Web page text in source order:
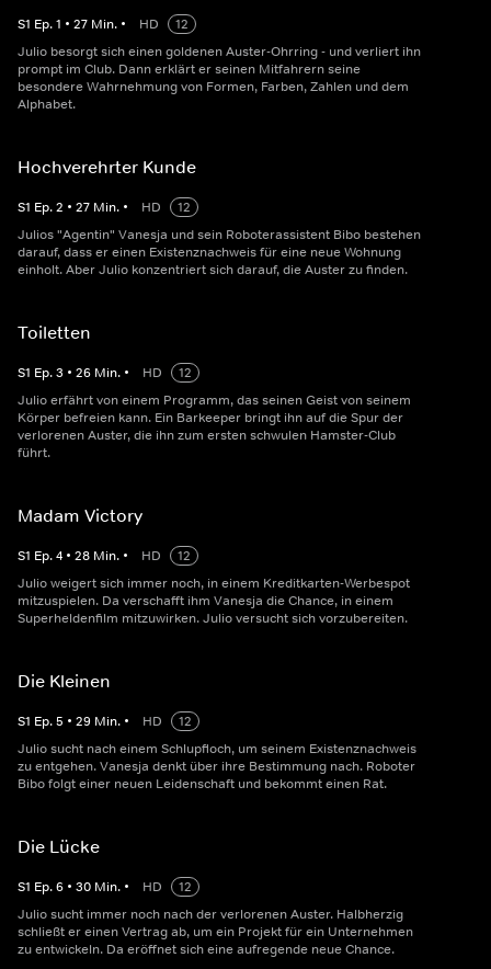
S1 Ep.1 • 27 Min. • HD
12
Julio besorgt sich einen goldenen Auster-Ohrring - und verliert ihn
prompt im Club. Dann erklärt er seinen Mitfahrern seine
besondere Wahrnehmung von Formen, Farben, Zahlen und dem
Alphabet.
Hochverehrter Kunde
S1 Ep.2 • 27 Min. • HD
12
Julios "Agentin" Vanesja und sein Roboterassistent Bibo bestehen
darauf, dass er einen Existenznachweis für eine neue Wohnung
einholt. Aber Julio konzentriert sich darauf, die Auster zu finden.
Toiletten
S1 Ep.3 • 26 Min. • HD
12
Julio erfährt von einem Programm, das seinen Geist von seinem
Körper befreien kann. Ein Barkeeper bringt ihn auf die Spur der
verlorenen Auster, die ihn zum ersten schwulen Hamster-Club
führt.
Madam Victory
S1 Ep.4 • 28 Min. • HD
12
Julio weigert sich immer noch, in einem Kreditkarten-Werbespot
mitzuspielen. Da verschafft ihm Vanesja die Chance, in einem
Superheldenfilm mitzuwirken. Julio versucht sich vorzubereiten.
Die Kleinen
S1 Ep.5 • 29 Min. • HD
12
Julio sucht nach einem Schlupfloch, um seinem Existenznachweis
zu entgehen. Vanesja denkt über ihre Bestimmung nach. Roboter
Bibo folgt einer neuen Leidenschaft und bekommt einen Rat.
Die Lücke
S1 Ep.6 • 30 Min. • HD
12
Julio sucht immer noch nach der verlorenen Auster. Halbherzig
schließt er einen Vertrag ab, um ein Projekt für ein Unternehmen
zu entwickeln. Da eröffnet sich eine aufregende neue Chance.